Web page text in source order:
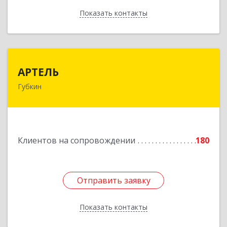
Показать контакты
Назад
АРТЕЛЬ
Губкин
Клиентов на сопровождении 180
Отправить заявку
Показать контакты
309181, Белгородская обл, Губкинский р-н,
Отправить заявку
Назад